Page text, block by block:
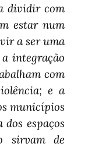
dividir com
estar num
a ser uma
integração
com
e a
municípios
espaços
sirvam de